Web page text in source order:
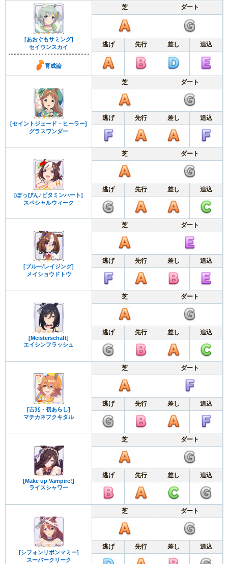
[あおぐもサミング]
セイウンスカイ
育成論
芝 ダート
逃げ 先行 差し 追込
[セイントジェード・ヒーラー]
グラスワンダー
芝 ダート
逃げ 先行 差し 追込
[ぽっぴん♪ビタミンハート]
スペシャルウィーク
芝 ダート
逃げ 先行 差し 追込
[ブルー/レイジング]
メイショウドトウ
芝 ダート
逃げ 先行 差し 追込
[Meisterschaft]
エイシンフラッシュ
芝 ダート
逃げ 先行 差し 追込
[吉兆・初あらし]
マチカネフクキタル
芝 ダート
逃げ 先行 差し 追込
[Make up Vampire!]
ライスシャワー
芝 ダート
逃げ 先行 差し 追込
[シフォンリボンマミー]
スーパークリーク
芝 ダート
逃げ 先行 差し 追込